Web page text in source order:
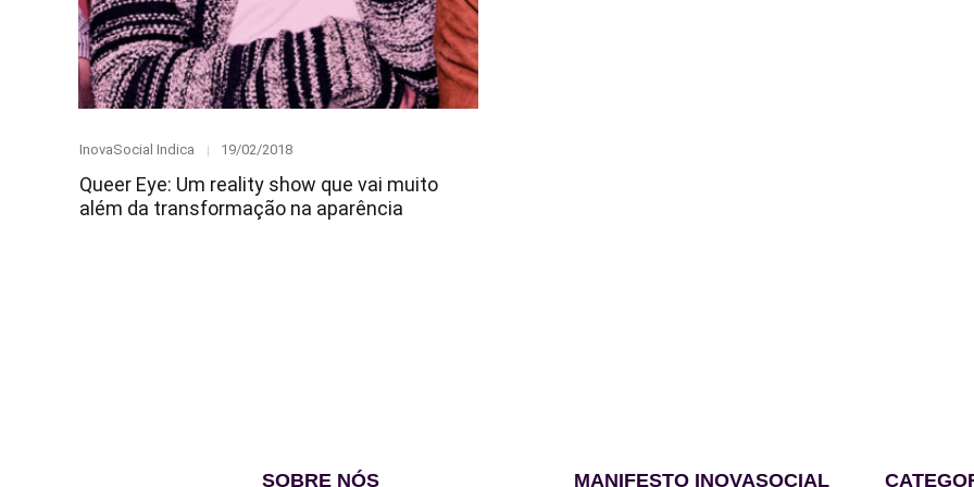
Category
InovaSocial Indica
Posted
19/02/2018
Queer Eye: Um reality show que vai muito
além da transformação na aparência
SOBRE NÓS MANIFESTO INOVASOCIAL